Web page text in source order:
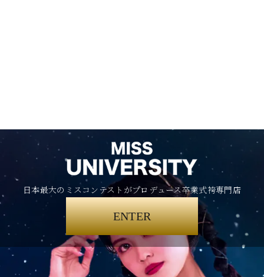
日本最大のミスコンテストがプロデュース卒業式袴専門店
ENTER